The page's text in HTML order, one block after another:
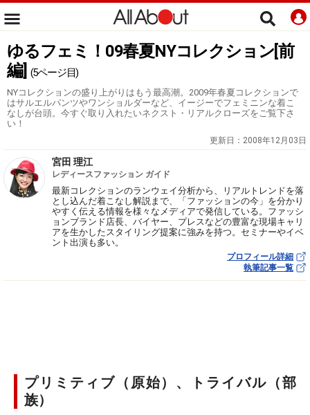
ゆるフェミ！09春夏NYコレクション[前
編] (5ページ目)
NYコレクションの盛り上がりはもう最高潮。2009年春夏コレクションで
はサルエルパンツやワンショルダーなど、イージーでフェミニンな着こ
なしが台頭。今すぐ取り入れたいネクスト・リアルクローズをご覧下さ
い！
更新日： 2008年12月03日
宮田 理江
レディースファッション ガイド
最新コレクションのランウェイ分析から、リアルトレンドを落
とし込んだ着こなし解説まで、「ファッションの今」を分かり
やすく伝える情報を様々なメディアで発信している。ファッシ
ョンブランド店長、バイヤー、プレスなどの豊富な現場キャリ
アを生かしたスタイリング提案に強みを持つ。セミナーやイベ
ント出演も多い。
プロフィール詳細
執筆記事一覧
プリミティブ（原始）、トライバル（部
族）